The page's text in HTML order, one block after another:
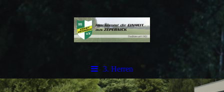
3. Herren